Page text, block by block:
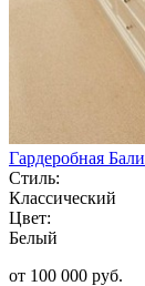
Гардеробная Бали
Стиль:
Классический
Цвет:
Белый
от 100 000 руб.